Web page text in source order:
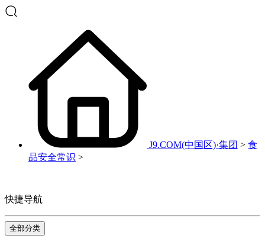
J9.COM(中国区)·集团 > 食
品安全常识 >
快捷导航
全部分类